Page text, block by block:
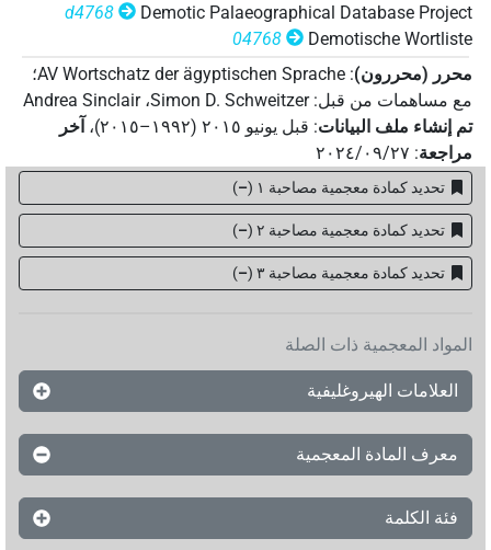
Demotic Palaeographical Database Project
d4768
Demotische Wortliste
04768
محرر (محررون):
AV Wortschatz der ägyptischen Sprache؛
مع مساهمات من قبل:
Simon D. Schweitzer،Andrea Sinclair
تم إنشاء ملف البيانات: قبل يونيو ۲۰۱٥ (۱۹۹۲–۲۰۱٥) ، آخر
مراجعة: ٢٠٢٤/٠٩/٢٧
تحديد كمادة معجمية مصاحبة ١ –
)
تحديد كمادة معجمية مصاحبة ٢ –
)
تحديد كمادة معجمية مصاحبة ۳ –
)
المواد المعجمية ذات الصلة
العلامات الهيروغليفية
معرف المادة المعجمية
فئة الكلمة